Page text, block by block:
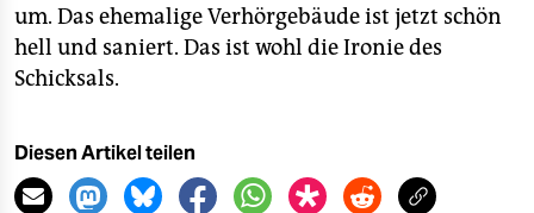
um. Das ehemalige Verhörgebäude ist jetzt schön
hell und saniert. Das ist wohl die Ironie des
Schicksals.
Diesen Artikel teilen